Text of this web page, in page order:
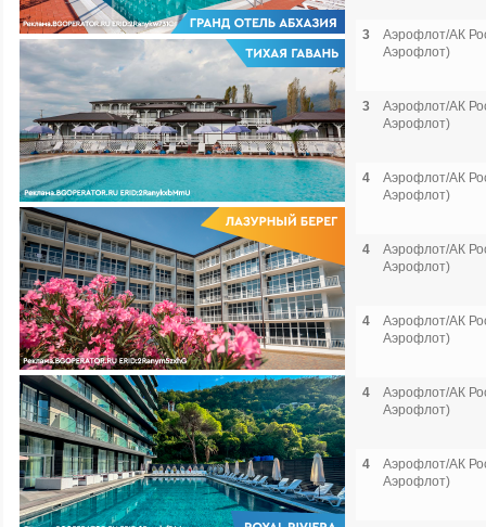
3
Аэрофлот/АК
Аэрофлот)
3
Аэрофлот/АК
Аэрофлот)
4
Аэрофлот/АК
Аэрофлот)
4
Аэрофлот/АК
Аэрофлот)
4
Аэрофлот/АК
Аэрофлот)
4
Аэрофлот/АК
Аэрофлот)
4
Аэрофлот/АК
Аэрофлот)